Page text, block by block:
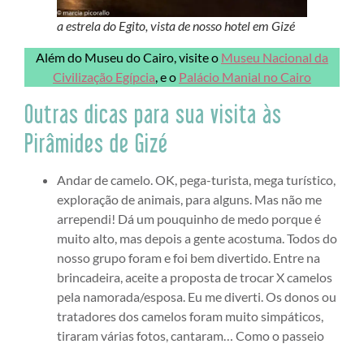
a estrela do Egito, vista de nosso hotel em Gizé
Além do Museu do Cairo, visite o Museu Nacional da
Civilização Egípcia, e o Palácio Manial no Cairo
Outras dicas para sua visita às
Pirâmides de Gizé
Andar de camelo. OK, pega-turista, mega turístico,
exploração de animais, para alguns. Mas não me
arrependi! Dá um pouquinho de medo porque é
muito alto, mas depois a gente acostuma. Todos do
nosso grupo foram e foi bem divertido. Entre na
brincadeira, aceite a proposta de trocar X camelos
pela namorada/esposa. Eu me diverti. Os donos ou
tratadores dos camelos foram muito simpáticos,
tiraram várias fotos, cantaram… Como o passeio